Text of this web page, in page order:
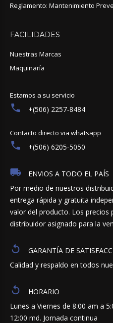
Reglamento: Mantenimiento
FACILIDADES
Nuestras Marcas
Maquinaría
Estamos a su servicio
+(506) 2257-8484
Contacto directo via whatsapp
+(506) 6205-5050
ENVIOS A TODO EL PAÍS
Por medio de nuestros
entrega rápida y gratuita
valor del producto. Los precios
distribuidor asignado para la
GARANTÍA DE
Calidad y respaldo en todos
HORARIO
Lunes a Viernes de 8:00 am a
12:00 md. Jornada continua